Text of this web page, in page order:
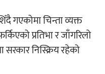
२०२६ भव्यताका साथ
गएकोमा चिन्ता व्यक्त
प्रतिभा र जाँगरिलो
सरकार निस्क्रिय रहेको